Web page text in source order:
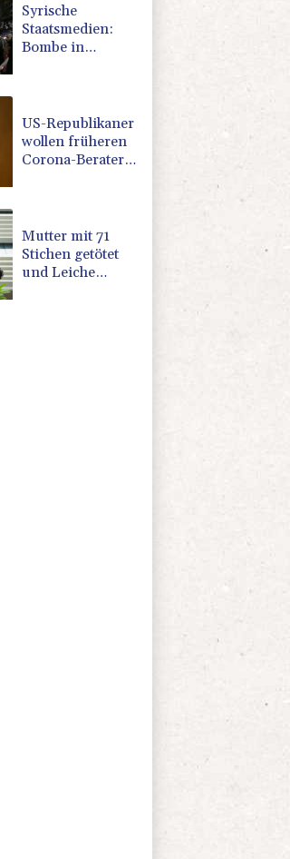
Syrische
Staatsmedien:
Bombe in
US-Republikaner
wollen früheren
Corona-Berater
Mutter mit 71
Stichen getötet
und Leiche